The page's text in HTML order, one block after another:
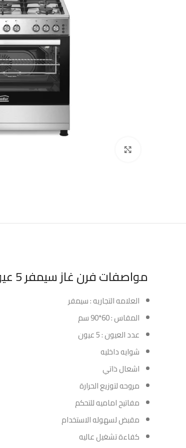
مواصفات فرن غاز سيمفر 5 عيون 60*90 سم شويه مع مروحه – تركي :
العلامه التجاريه : سيمفر
المقاس : 60*90 سم
عدد العيون : 5 عيون
شوايه داخليه
اشعال ذاتي
مروحه لتوزيع الحرارة
مفاتيح اماميه للتحكم
مقبض لسهوله الاستخدام
كفاءة تشغيل عاليه